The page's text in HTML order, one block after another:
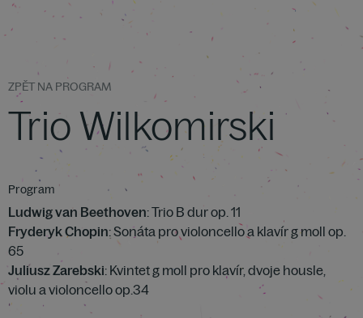
ZPĚT NA PROGRAM
Trio Wilkomirski
Program
Ludwig van Beethoven: Trio B dur op. 11
Fryderyk Chopin: Sonáta pro violoncello a klavír g moll op.
65
Juliusz Zarebski: Kvintet g moll pro klavír, dvoje housle,
violu a violoncello op.34